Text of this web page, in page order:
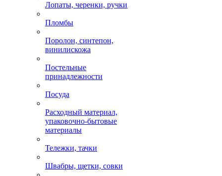
Лопаты, черенки, ручки
Пломбы
Поролон, синтепон,
винилискожа
Постельные
принадлежности
Посуда
Расходный материал,
упаковочно-бытовые
материалы
Тележки, тачки
Швабры, щетки, совки